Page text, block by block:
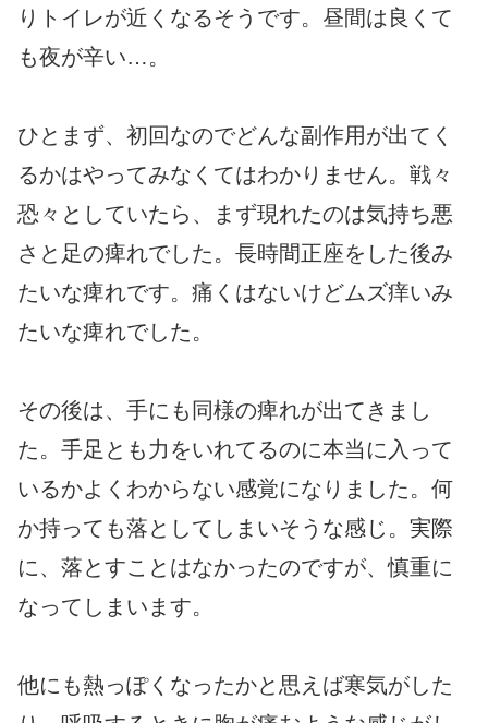
りトイレが近くなるそうです。昼間は良くて
も夜が辛い…。
ひとまず、初回なのでどんな副作用が出てく
るかはやってみなくてはわかりません。戦々
恐々としていたら、まず現れたのは気持ち悪
さと足の痺れでした。長時間正座をした後み
たいな痺れです。痛くはないけどムズ痒いみ
たいな痺れでした。
その後は、手にも同様の痺れが出てきまし
た。手足とも力をいれてるのに本当に入って
いるかよくわからない感覚になりました。何
か持っても落としてしまいそうな感じ。実際
に、落とすことはなかったのですが、慎重に
なってしまいます。
他にも熱っぽくなったかと思えば寒気がした